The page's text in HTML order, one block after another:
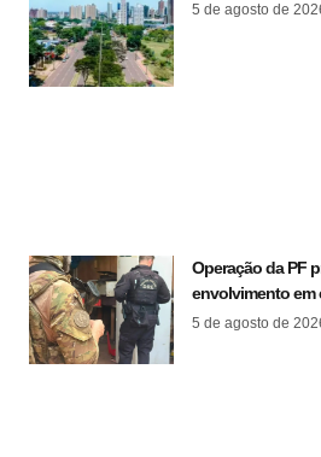
5 de agosto de
Operação da PF
envolvimento em
5 de agosto de